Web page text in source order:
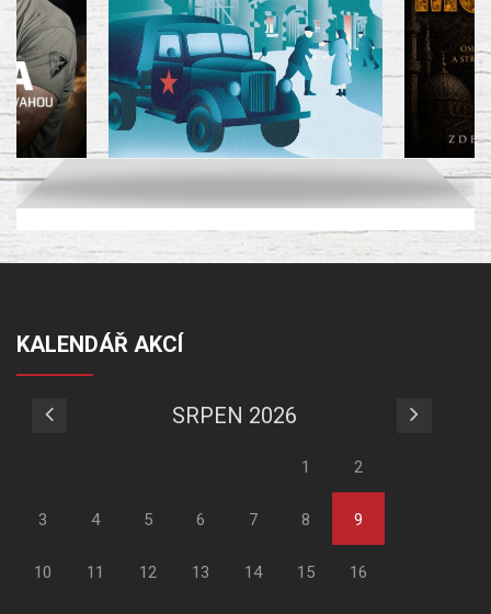
KALENDÁŘ AKCÍ
SRPEN 2026
1 2
3 4 5 6 7 8 9
10 11 12 13 14 15 16